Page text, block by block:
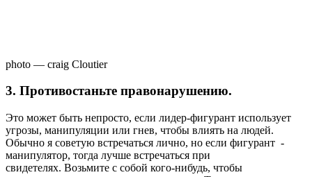
photo — craig Cloutier
3. Противостаньте правонарушению.
Это может быть непросто, если лидер-фигурант использует
угрозы, манипуляции или гнев, чтобы влиять на людей.
Обычно я советую встречаться лично, но если фигурант -
манипулятор, тогда лучше встречаться при
свидетелях. Возьмите с собой кого-нибудь, чтобы